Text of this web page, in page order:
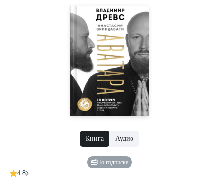
Книга Аудио
По подписке
4.8